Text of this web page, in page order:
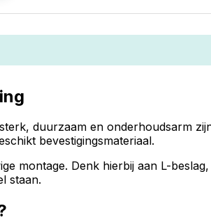
duurzaam en onderhoudsarm
bevestigingsmateriaal.
montage. Denk hierbij aan L-
staan.